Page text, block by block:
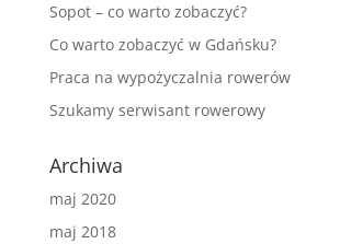
Sopot – co warto zobaczyć?
Co warto zobaczyć w Gdańsku?
Praca na wypożyczalnia rowerów
Szukamy serwisant rowerowy
Archiwa
maj 2020
maj 2018